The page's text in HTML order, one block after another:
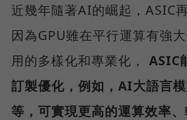
近幾年隨著AI的崛起，ASIC
因為GPU雖在平行運算有強
用的多樣化和專業化， ASIC
訂製優化，例如，AI大語言
等，可實現更高的運算效率